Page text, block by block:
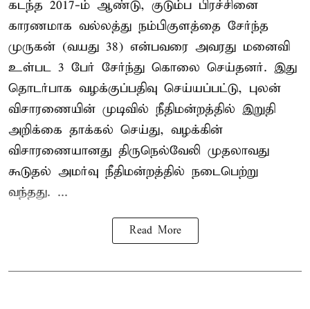
கடந்த 2017-ம் ஆண்டு, குடும்ப பிரச்சினை
காரணமாக வல்லத்து நம்பிகுளத்தை சேர்ந்த
முருகன் (வயது 38) என்பவரை அவரது மனைவி
உள்பட 3 பேர் சேர்ந்து கொலை செய்தனர். இது
தொடர்பாக வழக்குப்பதிவு செய்யப்பட்டு, புலன்
விசாரணையின் முடிவில் நீதிமன்றத்தில் இறுதி
அறிக்கை தாக்கல் செய்து, வழக்கின்
விசாரணையானது திருநெல்வேலி முதலாவது
கூடுதல் அமர்வு நீதிமன்றத்தில் நடைபெற்று
வந்தது. ...
Read More